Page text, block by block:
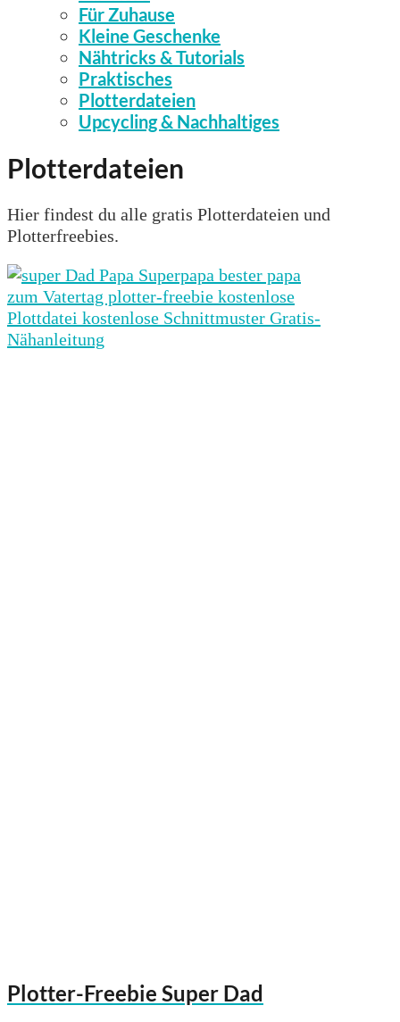
Für Zuhause
Kleine Geschenke
Nähtricks & Tutorials
Praktisches
Plotterdateien
Upcycling & Nachhaltiges
Plotterdateien
Hier findest du alle gratis Plotterdateien und
Plotterfreebies.
Plotter-Freebie Super Dad